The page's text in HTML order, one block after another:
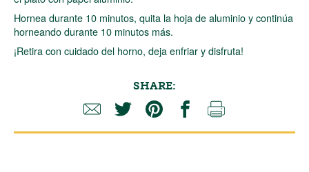
Hornea durante 10 minutos, quita la hoja de aluminio y continúa
horneando durante 10 minutos más.
¡Retira con cuidado del horno, deja enfriar y disfruta!
SHARE: